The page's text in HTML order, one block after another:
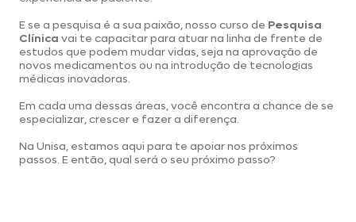
E se a pesquisa é a sua paixão, nosso curso de Pesquisa
Clínica vai te capacitar para atuar na linha de frente de
estudos que podem mudar vidas, seja na aprovação de
novos medicamentos ou na introdução de tecnologias
médicas inovadoras.
Em cada uma dessas áreas, você encontra a chance de se
especializar, crescer e fazer a diferença.
Na Unisa, estamos aqui para te apoiar nos próximos
passos. E então, qual será o seu próximo passo?